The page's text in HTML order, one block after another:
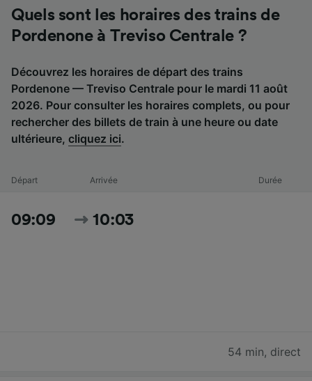
Quels sont les horaires des trains de
Pordenone à Treviso Centrale ?
Découvrez les horaires de départ des trains
Pordenone — Treviso Centrale pour le mardi 11 août
2026. Pour consulter les horaires complets, ou pour
rechercher des billets de train à une heure ou date
ultérieure, cliquez ici.
Départ Arrivée Durée
09:09 10:03
54 min, direct